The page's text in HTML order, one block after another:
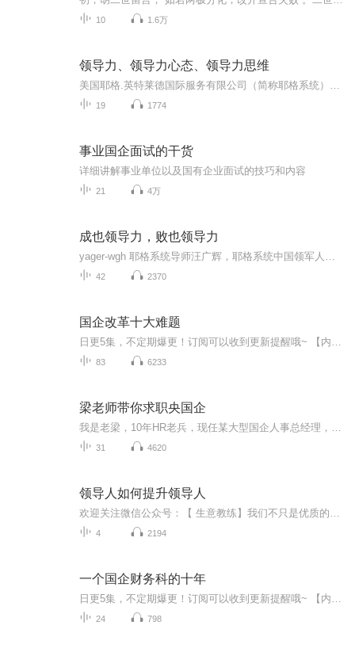
10 1.6万
领导力、领导力心态、领导力思维
19 1774
事业国企面试的干货
详细讲解事业单位以及国有企业面试的技巧和内容
21 4万
成也领导力，败也领导力
42 2370
国企改革十大难题
83 6233
梁老师带你求职央国企
31 4620
领导人如何提升领导人
4 2194
一个国企财务科的十年
24 798